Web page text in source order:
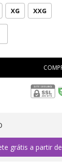
XG XXG
grátis a partir de